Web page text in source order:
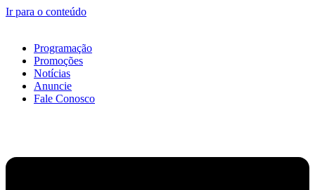
Ir para o conteúdo
Programação
Promoções
Notícias
Anuncie
Fale Conosco